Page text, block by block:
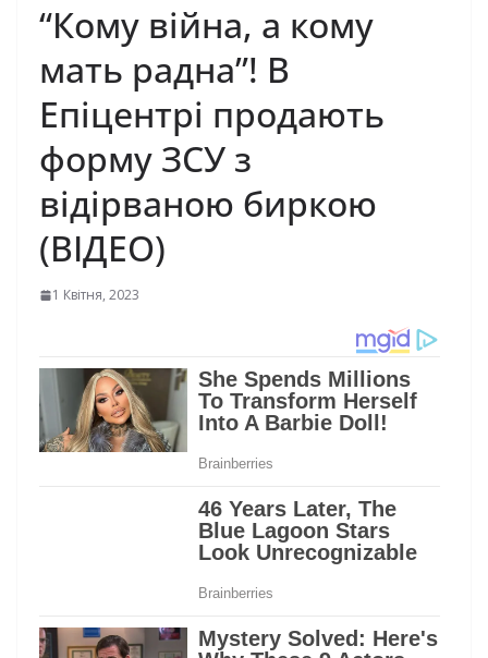
“Кому війна, а кому
мать радна”! В
Епіцентрі продають
форму ЗСУ з
відірваною биркою
(ВІДЕО)
1 Квітня, 2023